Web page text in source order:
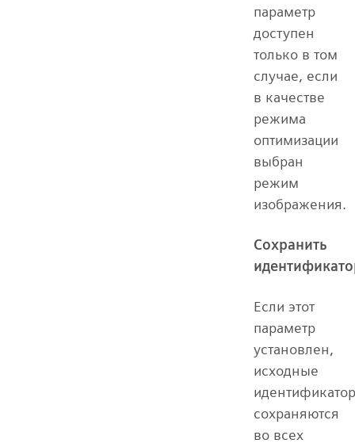
параметр
доступен
только в том
случае, если
в качестве
режима
оптимизации
выбран
режим
изображения.
Сохранить
Если этот
параметр
установлен,
исходные
сохраняются
во всех